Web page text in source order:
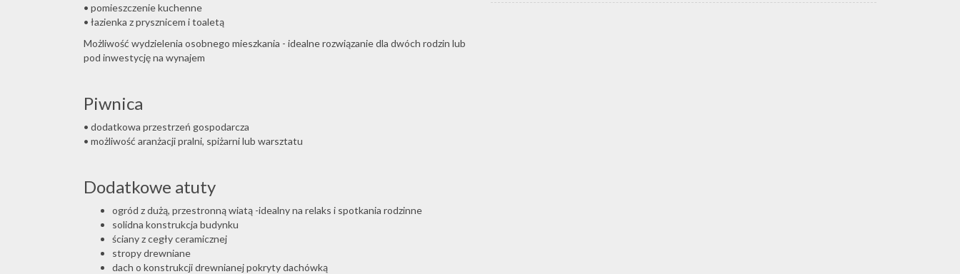
• pomieszczenie kuchenne
• łazienka z prysznicem i toaletą
Możliwość wydzielenia osobnego mieszkania - idealne rozwiązanie dla dwóch rodzin lub
pod inwestycję na wynajem
Piwnica
• dodatkowa przestrzeń gospodarcza
• możliwość aranżacji pralni, spiżarni lub warsztatu
Dodatkowe atuty
ogród z dużą, przestronną wiatą -idealny na relaks i spotkania rodzinne
solidna konstrukcja budynku
ściany z cegły ceramicznej
stropy drewniane
dach o konstrukcji drewnianej pokryty dachówką